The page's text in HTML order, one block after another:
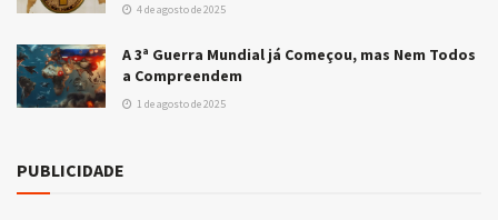
4 de agosto de 2025
A 3ª Guerra Mundial já Começou, mas Nem Todos
a Compreendem
1 de agosto de 2025
PUBLICIDADE